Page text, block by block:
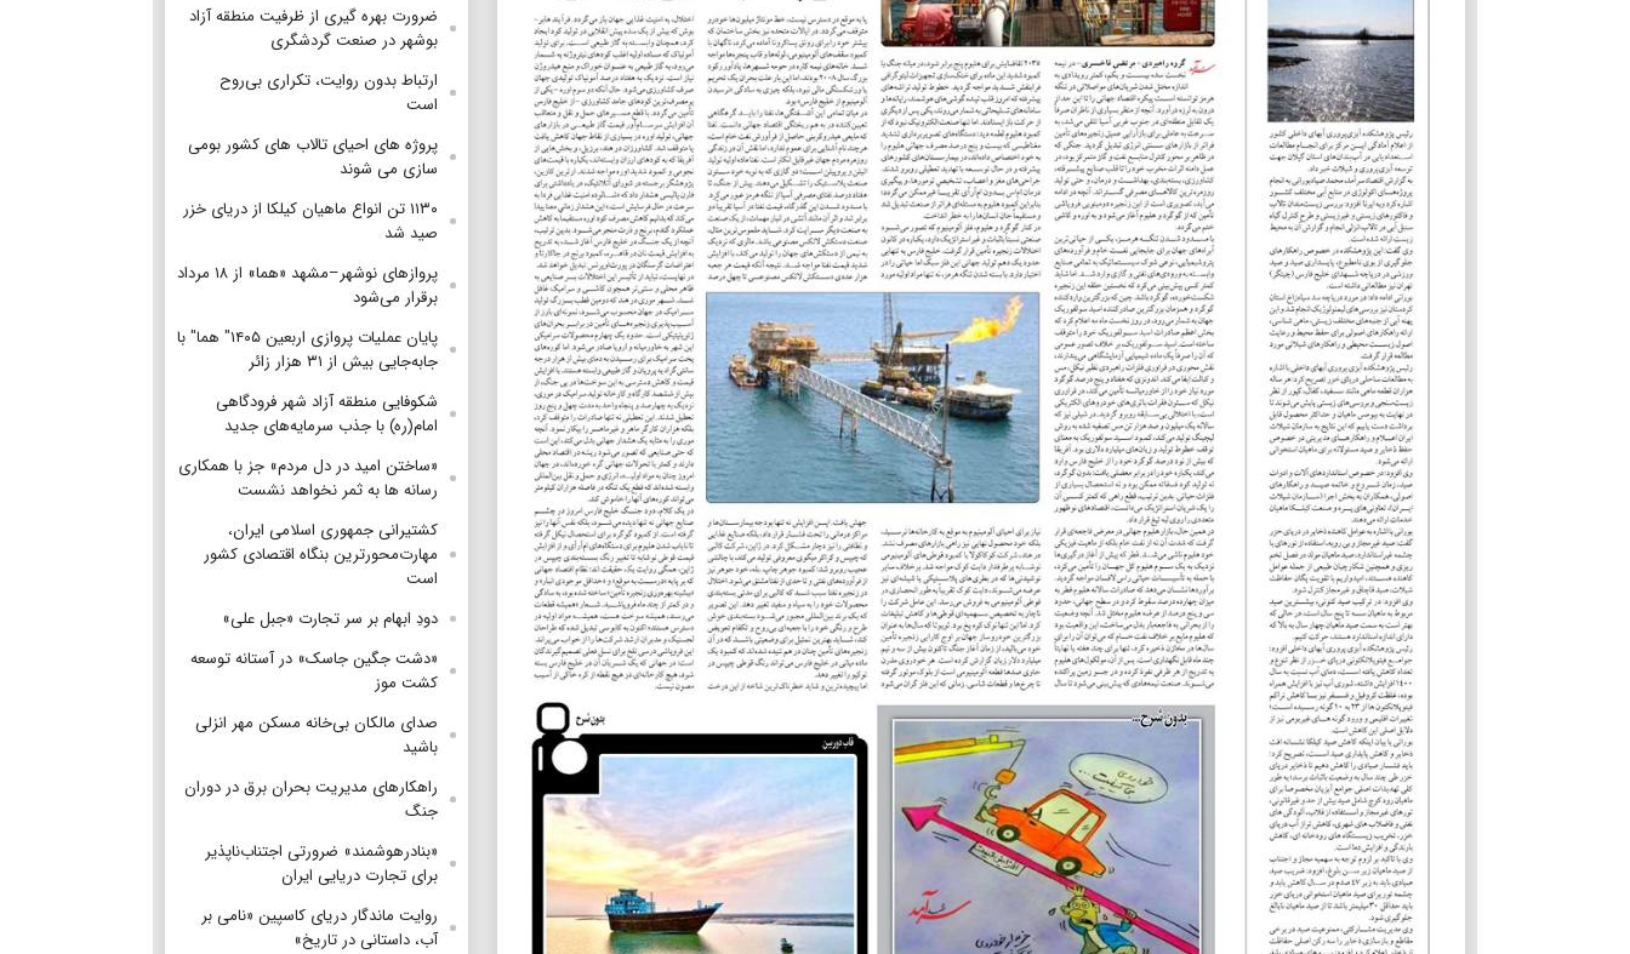
ضرورت بهره گیری از ظرفیت منطقه آزاد
بوشهر در صنعت گردشگری
ارتباط بدون روایت، تکراری بی‌روح
است
پروژه های احیای تالاب های کشور بومی
سازی می شوند
۱۱۳۰ تن انواع ماهیان کیلکا از دریای خزر
صید شد
پروازهای نوشهر–مشهد «هما» از ۱۸ مرداد
برقرار می‌شود
پایان عملیات پروازی اربعین ۱۴۰۵" هما" با
جابه‌جایی بیش از ۳۱ هزار زائر
شکوفایی منطقه آزاد شهر فرودگاهی
امام(ره) با جذب سرمایه‌های جدید
«ساختن امید در دل مردم» جز با همکاری
رسانه ها به ثمر نخواهد نشست
کشتیرانی جمهوری اسلامی ایران،
مهارت‌محورترین بنگاه اقتصادی کشور
است
دودِ ابهام بر سر تجارت «جبل علی»
«دشت جگین جاسک» در آستانه توسعه
کشت موز
صدای مالکان بی‌خانه مسکن مهر انزلی
باشید
راهکارهای مدیریت بحران برق در دوران
جنگ
«بنادرهوشمند» ضرورتی اجتناب‌ناپذیر
برای تجارت دریایی ایران
روایت ماندگار دریای کاسپین «نامی بر
آب، داستانی در تاریخ»